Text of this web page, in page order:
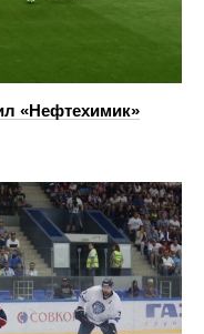
«Нефтехимик»